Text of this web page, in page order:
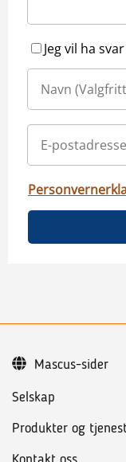
Jeg vil ha
Selskap
Produkter og
Mascus-sider